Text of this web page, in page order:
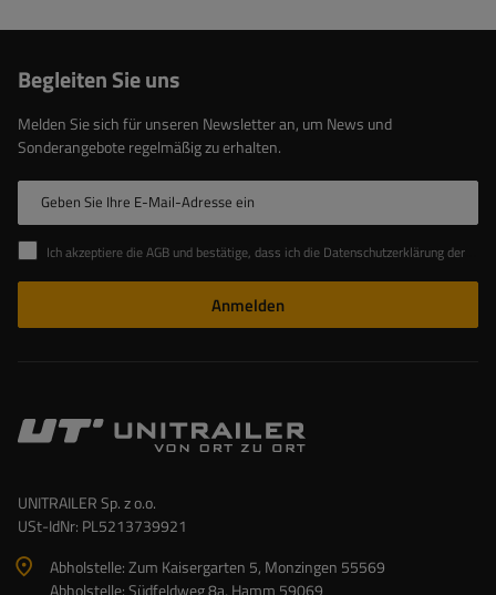
Begleiten Sie uns
Melden Sie sich für unseren Newsletter an, um News und
Sonderangebote regelmäßig zu erhalten.
Geben Sie Ihre E-Mail-Adresse ein
Ich akzeptiere die AGB und bestätige, dass ich die Datenschutzerklärung der Website zur Kenntnis genommen habe
Anmelden
UNITRAILER Sp. z o.o.
USt-IdNr: PL5213739921
Abholstelle: Zum Kaisergarten 5, Monzingen 55569
Abholstelle: Südfeldweg 8a, Hamm 59069